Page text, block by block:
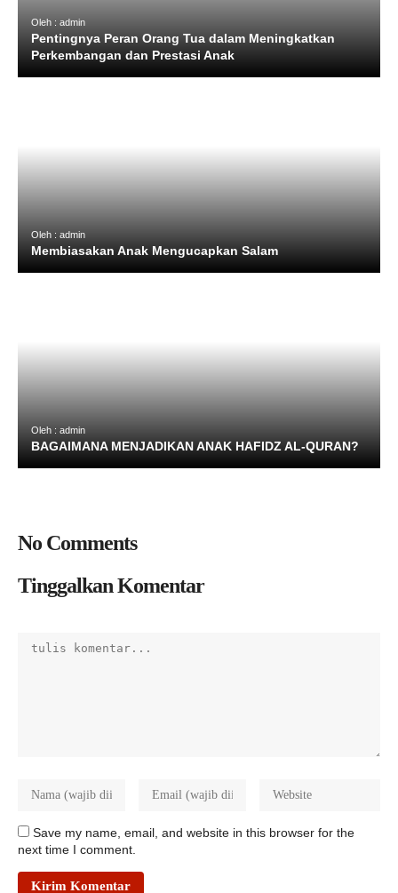
Oleh : admin
Pentingnya Peran Orang Tua dalam Meningkatkan
Perkembangan dan Prestasi Anak
Oleh : admin
Membiasakan Anak Mengucapkan Salam
Oleh : admin
BAGAIMANA MENJADIKAN ANAK HAFIDZ AL-QURAN?
No Comments
Tinggalkan Komentar
Save my name, email, and website in this browser for the
next time I comment.